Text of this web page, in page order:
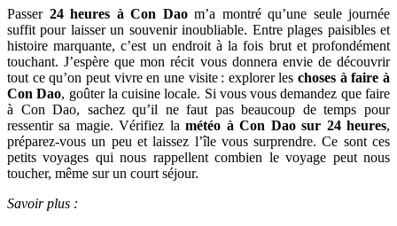
Passer 24 heures à Con Daom’a montré qu’une seule journée
suffit pour laisser un souvenir inoubliable. Entre plages paisibles et
histoire marquante, c’est un endroit à la fois brut et profondément
touchant. J’espère que mon récit vous donnera envie de découvrir
tout ce qu’on peut vivre en une visite : explorer les choses à faire à
Con Dao, goûter la cuisine locale. Si vous vous demandez que faire
à Con Dao, sachez qu’il ne faut pas beaucoup de temps pour
ressentir sa magie. Vérifiez lamétéo à Con Dao sur 24 heures,
préparez-vous un peu et laissez l’île vous surprendre. Ce sont ces
petits voyages qui nous rappellent combien le voyage peut nous
toucher, même sur un court séjour.
Savoir plus :